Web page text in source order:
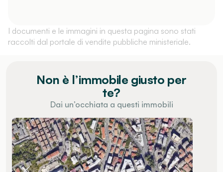
I documenti e le immagini in questa pagina sono stati
raccolti dal portale di vendite pubbliche ministeriale.
Non è l’immobile giusto per
te?
Dai un’occhiata a questi immobili